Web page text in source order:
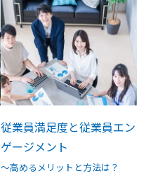
従業員満足度と従業員エン
ゲージメント
～高めるメリットと方法は？